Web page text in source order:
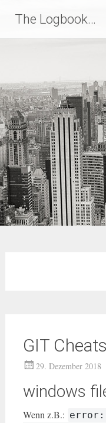
The Logbook…
GIT
29. Dezember 2018
windows
Wenn z.B.: error: